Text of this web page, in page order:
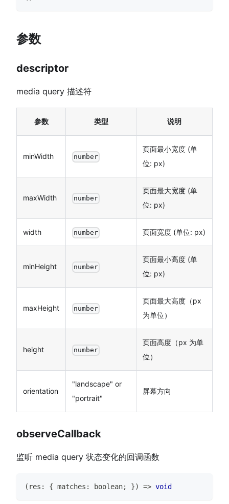
参数
descriptor
media query 描述符
参数 类型 说明
minWidth number
页面最小宽度 (单
位: px)
maxWidth number
页面最大宽度 (单
位: px)
width number 页面宽度 (单位: px)
minHeight number
页面最小高度 (单
位: px)
maxHeight number
页面最大高度（px
为单位）
height number
页面高度（px 为单
位）
orientation
"landscape" or
"portrait"
屏幕方向
observeCallback
监听 media query 状态变化的回调函数
( res : { matches : boolean; }) => void